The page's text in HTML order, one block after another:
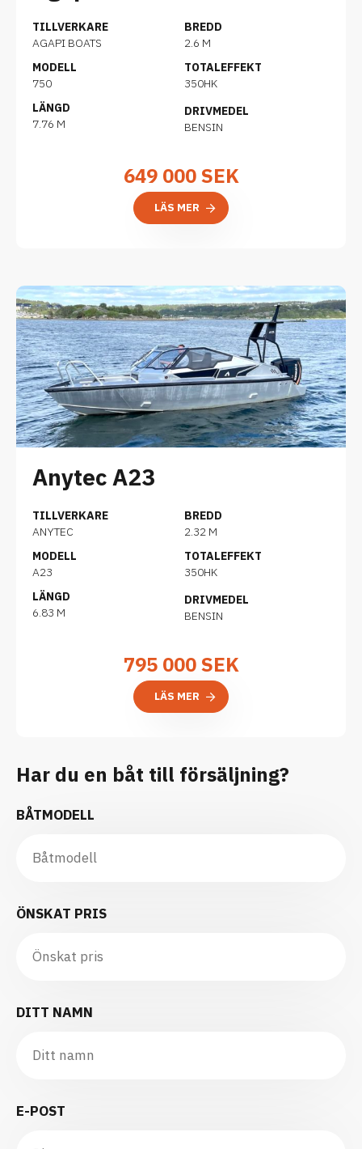
TILLVERKARE
AGAPI BOATS
MODELL
750
LÄNGD
7.76 M
BREDD
2.6 M
TOTALEFFEKT
350HK
DRIVMEDEL
BENSIN
649 000SEK
LÄS MER
Anytec A23
TILLVERKARE
ANYTEC
MODELL
A23
LÄNGD
6.83 M
BREDD
2.32 M
TOTALEFFEKT
350HK
DRIVMEDEL
BENSIN
795 000SEK
LÄS MER
Har du en båt till försäljning?
BÅTMODELL
ÖNSKAT PRIS
DITT NAMN
E-POST